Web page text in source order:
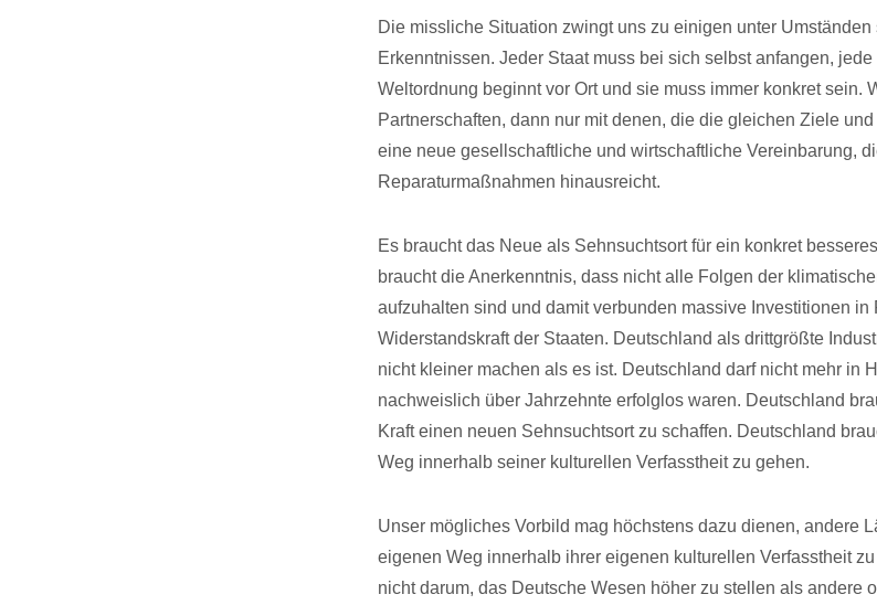
Die missliche Situation zwingt uns zu einigen unter Umständen
Erkenntnissen. Jeder Staat muss bei sich selbst anfangen,
Weltordnung beginnt vor Ort und sie muss immer konkret sein.
Partnerschaften, dann nur mit denen, die die gleichen Ziele
eine neue gesellschaftliche und wirtschaftliche Vereinbarung,
Reparaturmaßnahmen hinausreicht.
Es braucht das Neue als Sehnsuchtsort für ein konkret
braucht die Anerkenntnis, dass nicht alle Folgen der
aufzuhalten sind und damit verbunden massive Investitionen in
Widerstandskraft der Staaten. Deutschland als drittgrößte
nicht kleiner machen als es ist. Deutschland darf nicht mehr in
nachweislich über Jahrzehnte erfolglos waren. Deutschland
Kraft einen neuen Sehnsuchtsort zu schaffen. Deutschland
Weg innerhalb seiner kulturellen Verfasstheit zu gehen.
Unser mögliches Vorbild mag höchstens dazu dienen, andere
eigenen Weg innerhalb ihrer eigenen kulturellen Verfasstheit
nicht darum, das Deutsche Wesen höher zu stellen als andere